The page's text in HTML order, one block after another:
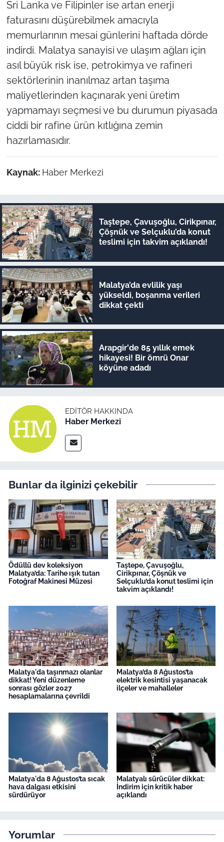
Sri Lanka ve Filipinler ise artan enerji
faturasını düşürebilmek amacıyla
memurlarının mesai günlerini haftada dörde
indirdi. Malatya sanayisi ve ulaşım ağları için
asıl büyük risk ise, petrokimya ve rafineri
sektörlerinin inanılmaz artan taşıma
maliyetlerinden kaçınarak yeni üretim
yapmamayı seçmesi ve bu durumun piyasada
ciddi bir rafine ürün kıtlığına zemin
hazırlamasıdır.
Kaynak: Haber Merkezi
Taştepe, Çavuşoğlu, Cirikpınar,
Çöşnük ve Selçuklu’da konut
teslimi için takvim açıklandı!
Malatya’da evlilik yaşı
yükseldi, boşanma verileri
dikkat çekti
Arapgir'de 85 yıllık emek
hikayesi! Bir ömrü Onar
köyüne adadı
EDITÖR HAKKINDA
Haber Merkezi
Bunlar da ilginizi çekebilir
Ödüllü dev koleksiyon
Malatya’da: Tarihe ışık tutan
Fotoğraf Makinesi Müzesi
Taştepe, Çavuşoğlu,
Cirikpınar, Çöşnük ve
Selçuklu’da konut teslimi için
takvim açıklandı!
Malatya'da taşınmazı olanlar
dikkat! Yeni düzenleme
sonrası gözler 2027
hesaplamalarına çevrildi
Malatya’da 8 Ağustos’ta
elektrik kesintisi yaşanacak
ilçeler ve mahalleler
Malatya'da 8 Ağustos’ta sıcak
hava dalgası etkisini
sürdürüyor
Malatyalı sürücüler dikkat:
İndirim için kritik haber
açıklandı
Yorumlar